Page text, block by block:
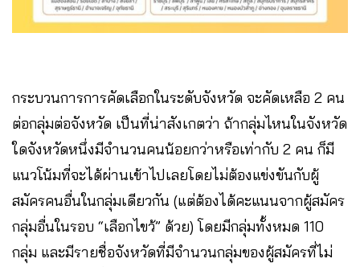
กระบวนการการคัดเลือกในระดับจังหวัด จะคัดเหลือ 2 คน
ต่อกลุ่มต่อจังหวัด เป็นที่น่าสังเกตว่า ถ้ากลุ่มไหนในจังหวัด
ใดจังหวัดหนึ่งมีจำนวนคนน้อยกว่าหรือเท่ากับ 2 คน ก็มี
แนวโน้มที่จะได้ผ่านเข้าไปเลยโดยไม่ต้องแข่งขันกับผู้
สมัครคนอื่นในกลุ่มเดียวกัน (แต่ต้องได้คะแนนจากผู้สมัคร
กลุ่มอื่นในรอบ “เลือกไขว้” ด้วย) โดยมีกลุ่มทั้งหมด 110
กลุ่ม และมีรายชื่อจังหวัดที่มีจำนวนกลุ่มของผู้สมัครที่ไม่